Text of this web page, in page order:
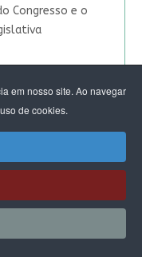
em nosso site. Ao navegar
de cookies.
Congresso e o
as
masculino
incentivada por
avançaram no
e desencanto
fé não significa